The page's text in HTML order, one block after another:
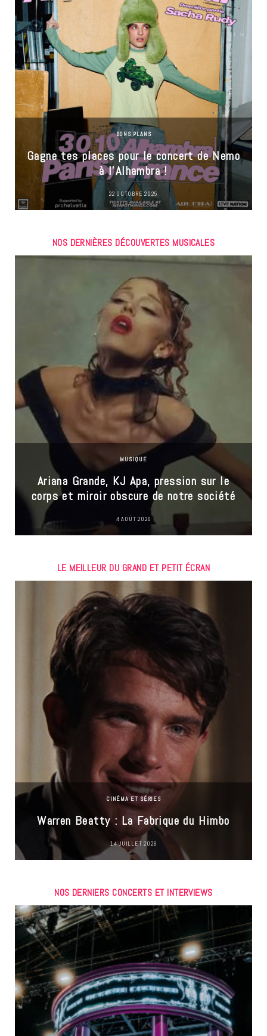
BONS PLANS
Gagne tes places pour le concert de Nemo
à l’Alhambra !
22 OCTOBRE 2025
NOS DERNIÈRES DÉCOUVERTES MUSICALES
MUSIQUE
Ariana Grande, KJ Apa, pression sur le
corps et miroir obscure de notre société
4 AOÛT 2026
LE MEILLEUR DU GRAND ET PETIT ÉCRAN
CINÉMA ET SÉRIES
Warren Beatty : La Fabrique du Himbo
14 JUILLET 2026
NOS DERNIERS CONCERTS ET INTERVIEWS